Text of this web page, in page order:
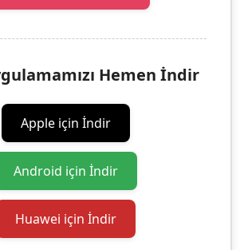
Hemen İndir
Apple için İndir
Android için İndir
Huawei için İndir